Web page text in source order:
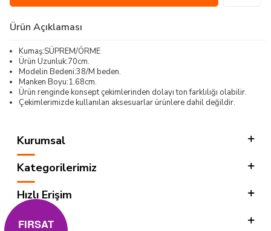
Ürün Açıklaması
Kumaş:SÜPREM/ÖRME
Ürün Uzunluk:70cm.
Modelin Bedeni:38/M beden.
Manken Boyu:1.68cm.
Ürün renginde konsept çekimlerinden dolayı ton farklılığı olabilir.
Çekimlerimizde kullanılan aksesuarlar ürünlere dahil değildir.
Kurumsal
Kategorilerimiz
Hızlı Erişim
Sosyal
FIRSAT